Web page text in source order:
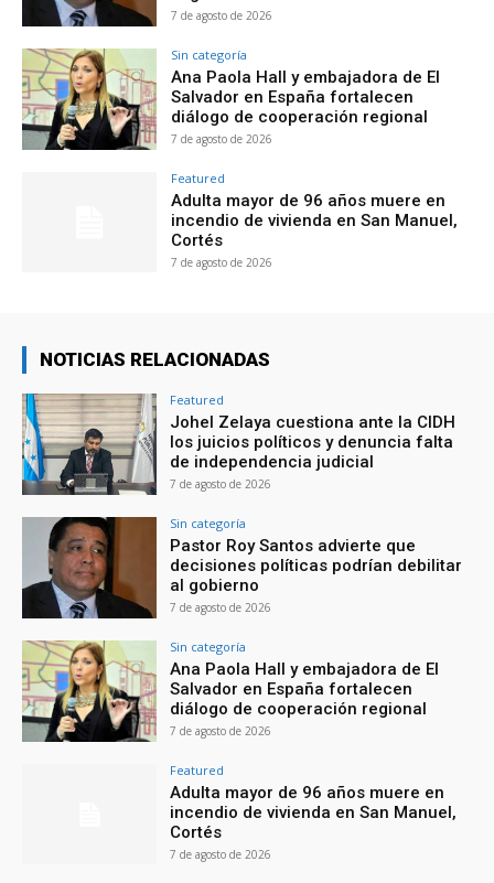
7 de agosto de 2026
Sin categoría
Ana Paola Hall y embajadora de El
Salvador en España fortalecen
diálogo de cooperación regional
7 de agosto de 2026
Featured
Adulta mayor de 96 años muere en
incendio de vivienda en San Manuel,
Cortés
7 de agosto de 2026
NOTICIAS RELACIONADAS
Featured
Johel Zelaya cuestiona ante la CIDH
los juicios políticos y denuncia falta
de independencia judicial
7 de agosto de 2026
Sin categoría
Pastor Roy Santos advierte que
decisiones políticas podrían debilitar
al gobierno
7 de agosto de 2026
Sin categoría
Ana Paola Hall y embajadora de El
Salvador en España fortalecen
diálogo de cooperación regional
7 de agosto de 2026
Featured
Adulta mayor de 96 años muere en
incendio de vivienda en San Manuel,
Cortés
7 de agosto de 2026